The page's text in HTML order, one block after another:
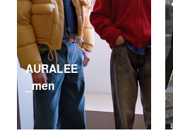
AURALEE
_men